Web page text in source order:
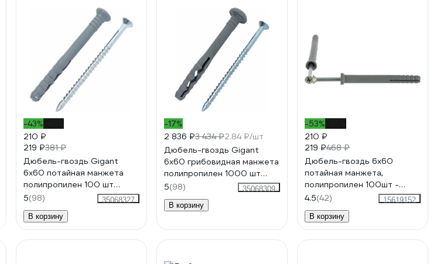
-43%
210 ₽
219 ₽381 ₽
Дюбель-гвоздь Gigant
6x60 потайная манжета
полипропилен 100 шт
123855
5(98)
35068327
В корзину
-17%
2 836 ₽3 434 ₽2.84 ₽/шт
Дюбель-гвоздь Gigant
6x60 грибовидная манжета
полипропилен 1000 шт
123857
5(98)
35068309
В корзину
-53%
210 ₽
219 ₽468 ₽
Дюбель-гвоздь 6х60
потайная манжета,
полипропилен 100шт -
ведро Tech-Krep 101468
4.5(42)
15619152
В корзину